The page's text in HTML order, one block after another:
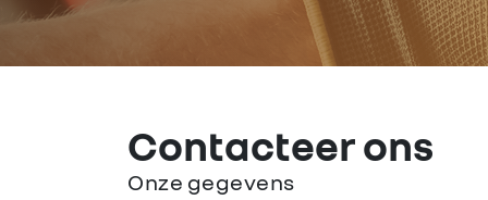
Contacteer ons
Onze gegevens